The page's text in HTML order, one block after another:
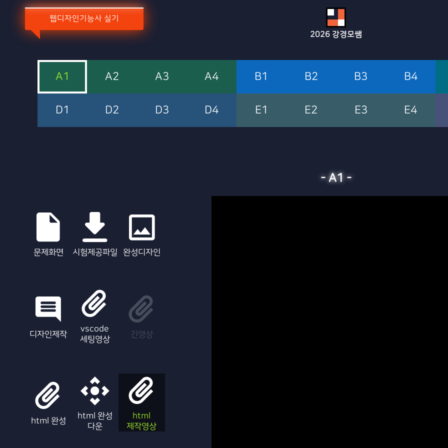
웹디자인기능사 실기
2026 강경모쌤
A1 A2 A3 A4 B1 B2 B3 B4
D1 D2 D3 D4 E1 E2 E3 E4
-A1 -
문제화면 시험제공파일 완성디자인
디자인제작
vscode
세팅영상
긴영상
html 완성
html 완성
다운
html
제작영상